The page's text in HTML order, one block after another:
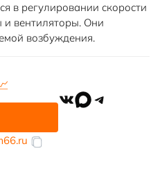
в регулировании скорости
и вентиляторы. Они
возбуждения.
VKMAXTelegram